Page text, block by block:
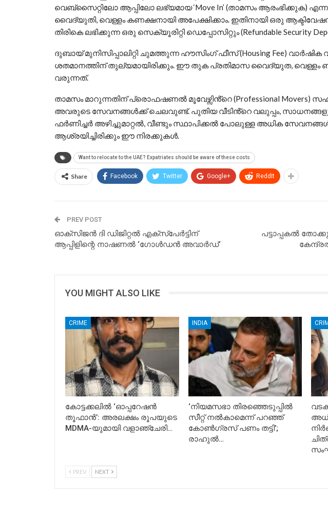
വെബ്‌സൈറ്റിലോ ആപ്പിലോ ലഭ്യമായ ‘Move In’ (താമസം ആരംഭിക്കുക)
വൈദ്യുതി, വെള്ളം കണക്ഷനായി അപേക്ഷിക്കാം. ഇതിനായി ഒരു ആക്ടിവേഷൻ
തിരികെ ലഭിക്കുന്ന ഒരു സെക്യൂരിറ്റി ഡെപ്പോസിറ്റും (Refundable Security
ദുബായ് മുനിസിപ്പാലിറ്റി ചുമത്തുന്ന ഹൗസിംഗ് ഫീസ് (Housing Fee)
ശതമാനത്തിന് തുല്യമായിരിക്കും. ഈ തുക പ്രതിമാസ വൈദ്യുത, വെള്ളം
വരുന്നത്.
താമസം മാറുന്നതിന് പ്രൊഫഷണൽ മൂവേഴ്സിൻ്റെ (Professional Movers)
അവരുടെ സേവനങ്ങൾക്ക് ചെലവുണ്ട്. പുതിയ വീടിൻ്റെ വലുപ്പം,
ഫർണിച്ചർ അഴിച്ചുമാറ്റൽ, വീണ്ടും സ്ഥാപിക്കൽ പോലുള്ള അധിക
ആശ്രയിച്ചിരിക്കും ഈ നിരക്കുകൾ.
Want to relocate to the UAE? Expatriates should be aware of these costs
Share Facebook Twitter Google+ ReddIt
PREV POST
ഓക്‌സിജന്‍ ദി ഡിജിറ്റല്‍ എക്‌സ്‌പേര്‍ട്ടിന്
ആപ്പിളിന്റെ നാഷണല്‍ ‘ഗോള്‍ഡന്‍ അവാര്‍ഡ്’
പട്ടാപ്പകല്‍
YOU MIGHT ALSO LIKE
CRIME
കോട്ടക്കലിൽ ‘ഓപ്പറേഷൻ
തൂഫാൻ’: അരലക്ഷം രൂപയുടെ
MDMA-യുമായി വളാഞ്ചേരി…
INDIA
‘നിയമസഭാ തിരഞ്ഞെടുപ്പിൽ
സീറ്റ് നൽകാമെന്ന് പറഞ്ഞ്
കോൺഗ്രസ് പണം തട്ടി’;
രാഹുൽ…
PREV NEXT